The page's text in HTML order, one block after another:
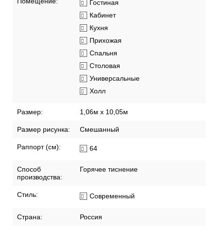
Гостиная
Кабинет
Кухня
Прихожая
Спальня
Столовая
Универсальные
Холл
Размер: 1,06м х 10,05м
Размер рисунка: Смешанный
Раппорт (см): 64
Способ
производства:
Горячее тиснение
Стиль: Современный
Страна: Россия